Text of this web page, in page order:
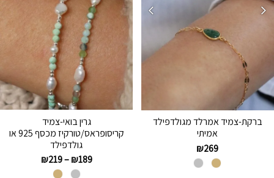
ברקת-צמיד אמרלד מגולדפילד
אמיתי
₪269
גרין בואי-צמיד
קריסופראס/טורקיז מכסף 925 או
גולדפילד
₪189
–
₪219